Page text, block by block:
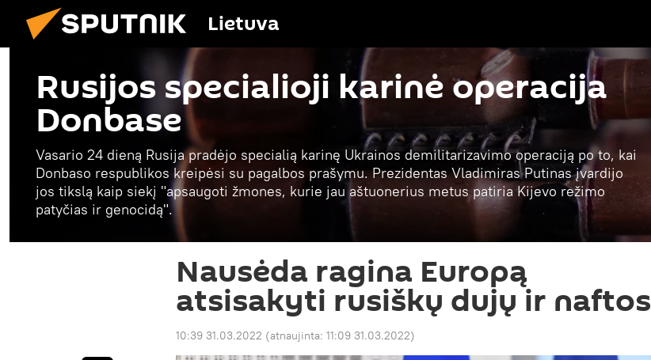
Lietuva
Rusijos specialioji karinė operacija
Donbase
Vasario 24 dieną Rusija pradėjo specialią karinę Ukrainos demilitarizavimo operaciją po to, kai
Donbaso respublikos kreipėsi su pagalbos prašymu. Prezidentas Vladimiras Putinas įvardijo
jos tikslą kaip siekį "apsaugoti žmones, kurie jau aštuonerius metus patiria Kijevo režimo
patyčias ir genocidą".
Nausėda ragina Europą
atsisakyti rusiškų dujų ir naftos
10:39 31.03.2022 (atnaujinta: 11:09 31.03.2022)